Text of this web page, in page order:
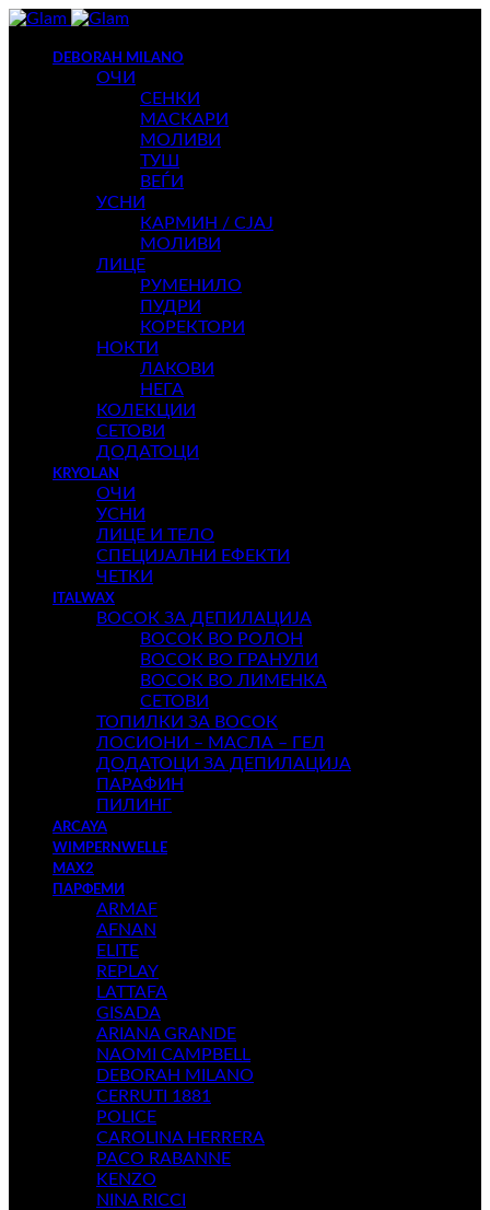
DEBORAH MILANO
ОЧИ
СЕНКИ
МАСКАРИ
МОЛИВИ
ТУШ
ВЕЃИ
УСНИ
КАРМИН / СЈАЈ
МОЛИВИ
ЛИЦЕ
РУМЕНИЛО
ПУДРИ
КОРЕКТОРИ
НОКТИ
ЛАКОВИ
НЕГА
КОЛЕКЦИИ
СЕТОВИ
ДОДАТОЦИ
KRYOLAN
ОЧИ
УСНИ
ЛИЦЕ И ТЕЛО
СПЕЦИЈАЛНИ ЕФЕКТИ
ЧЕТКИ
ITALWAX
ВОСОК ЗА ДЕПИЛАЦИЈА
ВОСОК ВО РОЛОН
ВОСОК ВО ГРАНУЛИ
ВОСОК ВО ЛИМЕНКА
СЕТОВИ
ТОПИЛКИ ЗА ВОСОК
ЛОСИОНИ – МАСЛА – ГЕЛ
ДОДАТОЦИ ЗА ДЕПИЛАЦИЈА
ПАРАФИН
ПИЛИНГ
ARCAYA
WIMPERNWELLE
MAX2
ПАРФЕМИ
ARMAF
AFNAN
ELITE
REPLAY
LATTAFA
GISADA
ARIANA GRANDE
NAOMI CAMPBELL
DEBORAH MILANO
CERRUTI 1881
POLICE
CAROLINA HERRERA
PACO RABANNE
KENZO
NINA RICCI